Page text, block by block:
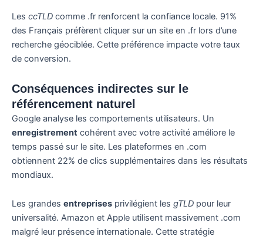
Les ccTLD comme .fr renforcent la confiance locale. 91%
des Français préfèrent cliquer sur un site en .fr lors d’une
recherche géociblée. Cette préférence impacte votre taux
de conversion.
Conséquences indirectes sur le
référencement naturel
Google analyse les comportements utilisateurs. Un
enregistrement cohérent avec votre activité améliore le
temps passé sur le site. Les plateformes en .com
obtiennent 22% de clics supplémentaires dans les résultats
mondiaux.
Les grandes entreprises privilégient les gTLD pour leur
universalité. Amazon et Apple utilisent massivement .com
malgré leur présence internationale. Cette stratégie